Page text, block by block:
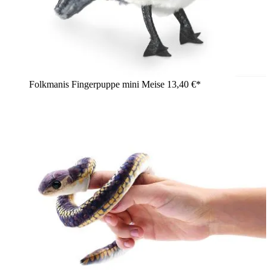
Folkmanis Fingerpuppe mini Meise 13,40 €*